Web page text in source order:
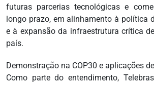
futuras parcerias tecnológicas e
longo prazo, em alinhamento à política
e à expansão da infraestrutura crítica
país.
Demonstração na COP30 e aplicações
Como parte do entendimento,